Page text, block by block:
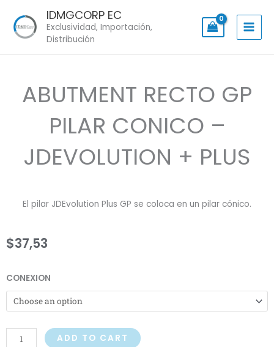
content
IDMGCORP EC
Exclusividad, Importación,
Distribución
ABUTMENT RECTO GP
PILAR CONICO –
JDEVOLUTION + PLUS
El pilar JDEvolution Plus GP se coloca en un pilar cónico.
$37,53
CONEXION
ABUTMENT
RECTO
GP
CONICO
ADD TO CART